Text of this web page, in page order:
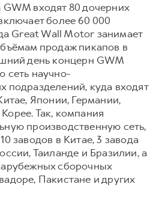
входят 80 дочерних
более 60 000
Great Wall Motor занимает
продаж пикапов в
день концерн GWM
сеть научно-
подразделений, куда входят
Японии, Германии,
Так, компания
производственную сеть,
заводов в Китае, 3 завода
Таиланде и Бразилии, а
сборочных
Пакистане и других